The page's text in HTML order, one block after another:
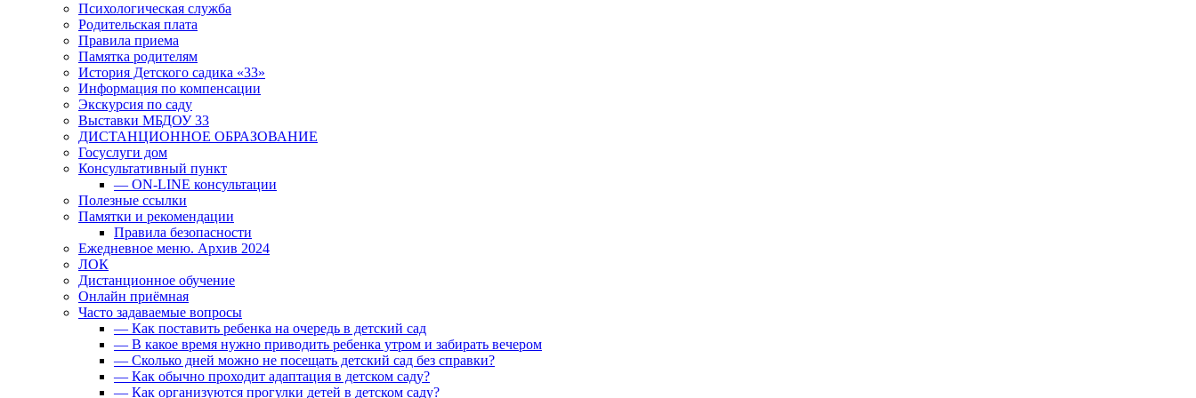
Психологическая служба
Родительская плата
Правила приема
Памятка родителям
История Детского садика «33»
Информация по компенсации
Экскурсия по саду
Выставки МБДОУ 33
ДИСТАНЦИОННОЕ ОБРАЗОВАНИЕ
Госуслуги дом
Консультативный пункт
— ON-LINE консультации
Полезные ссылки
Памятки и рекомендации
Правила безопасности
Ежедневное меню. Архив 2024
ЛОК
Дистанционное обучение
Онлайн приёмная
Часто задаваемые вопросы
— Как поставить ребенка на очередь в детский сад
— В какое время нужно приводить ребенка утром и забирать вечером
— Сколько дней можно не посещать детский сад без справки?
— Как обычно проходит адаптация в детском саду?
— Как организуются прогулки детей в детском саду?